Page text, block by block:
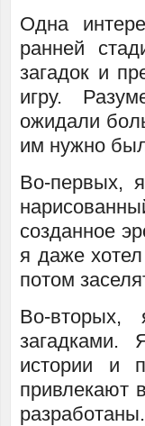
Одна
ранней
загадок и
игру.
ожидали
им нужно
Во-первых,
созданное
я даже
потом
Во-вторых,
загадками.
истории и
привлекают